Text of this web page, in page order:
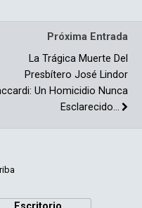
Próxima Entrada
La Trágica Muerte Del
Presbítero José Lindor
Un Homicidio Nunca
Esclarecido…